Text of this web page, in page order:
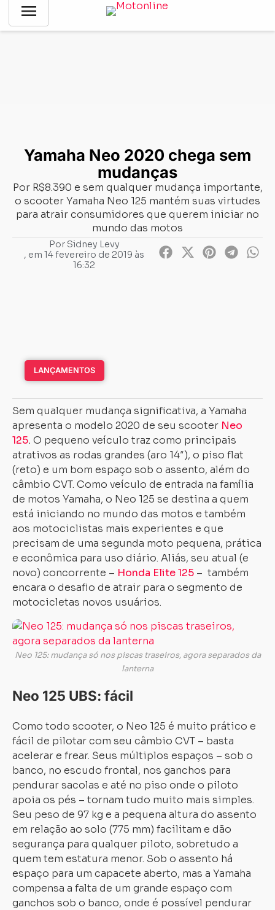
menu
Notícias Lançamentos-Yamaha Neo 2020 chega sem
Yamaha Neo 2020 chega sem
mudanças
Por R$8.390 e sem qualquer mudança importante,
o scooter Yamaha Neo 125 mantém suas virtudes
para atrair consumidores que querem iniciar no
mundo das motos
PorSidney Levy
, em 14 fevereiro de 2019 às
16:32
LANÇAMENTOS
Sem qualquer mudança significativa, a Yamaha
apresenta o modelo 2020 de seu scooter Neo
125. O pequeno veículo traz como principais
atrativos as rodas grandes (aro 14″), o piso flat
(reto) e um bom espaço sob o assento, além do
câmbio CVT. Como veículo de entrada na família
de motos Yamaha, o Neo 125 se destina a quem
está iniciando no mundo das motos e também
aos motociclistas mais experientes e que
precisam de uma segunda moto pequena, prática
e econômica para uso diário. Aliás, seu atual (e
novo) concorrente – Honda Elite 125 – também
encara o desafio de atrair para o segmento de
motocicletas novos usuários.
Neo 125: mudança só nos piscas traseiros, agora separados da
lanterna
Neo 125 UBS: fácil
Como todo scooter, o Neo 125 é muito prático e
fácil de pilotar com seu câmbio CVT – basta
acelerar e frear. Seus múltiplos espaços – sob o
banco, no escudo frontal, nos ganchos para
pendurar sacolas e até no piso onde o piloto
apoia os pés – tornam tudo muito mais simples.
Seu peso de 97 kg e a pequena altura do assento
em relação ao solo (775 mm) facilitam e dão
segurança para qualquer piloto, sobretudo a
quem tem estatura menor. Sob o assento há
espaço para um capacete aberto, mas a Yamaha
compensa a falta de um grande espaço com
ganchos sob o banco, onde é possível pendurar